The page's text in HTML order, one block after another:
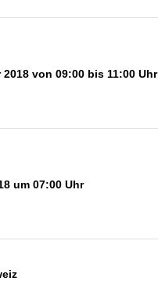
von 09:00 bis 11:00 Uhr
um 07:00 Uhr